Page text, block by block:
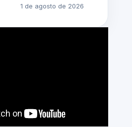
1 de agosto de 2026